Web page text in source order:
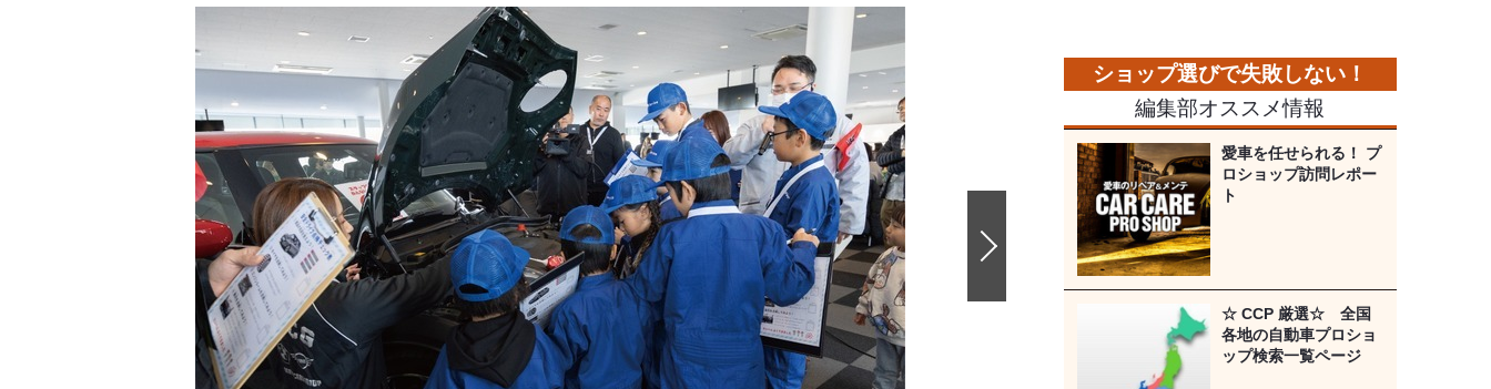
編集部オススメ情報
愛車を任せられる！ プ
ロショップ訪問レポー
ト
☆ CCP 厳選☆ 全国
各地の自動車プロショ
ップ検索一覧ページ